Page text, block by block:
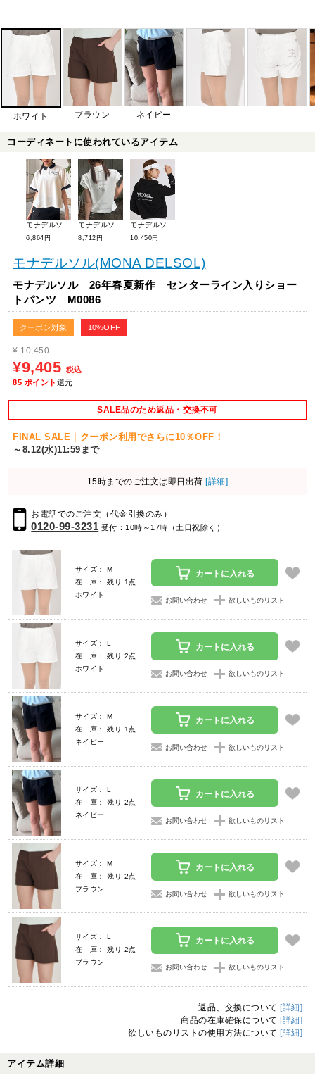
ホワイト ブラウン ネイビー
コーディネートに使われているアイテム
6,864円 8,712円 10,450円
モナデルソル(MONA DELSOL)
モナデルソル 26年春夏新作 センターライン入りショー
トパンツ M0086
クーポン対象 10%OFF
¥ 10,450
¥9,405 税込
85 ポイント 還元
SALE品のため返品・交換不可
FINAL SALE｜クーポン利用でさらに10％OFF！
～8.12(水)11:59まで
15時までのご注文は即日出荷 [詳細]
お電話でのご注文（代金引換のみ）
0120-99-3231 受付：10時～17時（土日祝除く）
サイズ： M
在 庫： 残り 1点
ホワイト
カートに入れる
お問い合わせ 欲しいものリスト
サイズ： L
在 庫： 残り 2点
ホワイト
カートに入れる
お問い合わせ 欲しいものリスト
サイズ： M
在 庫： 残り 1点
ネイビー
カートに入れる
お問い合わせ 欲しいものリスト
サイズ： L
在 庫： 残り 2点
ネイビー
カートに入れる
お問い合わせ 欲しいものリスト
サイズ： M
在 庫： 残り 2点
ブラウン
カートに入れる
お問い合わせ 欲しいものリスト
サイズ： L
在 庫： 残り 2点
ブラウン
カートに入れる
お問い合わせ 欲しいものリスト
返品、交換について [詳細]
商品の在庫確保について [詳細]
欲しいものリストの使用方法について [詳細]
アイテム詳細